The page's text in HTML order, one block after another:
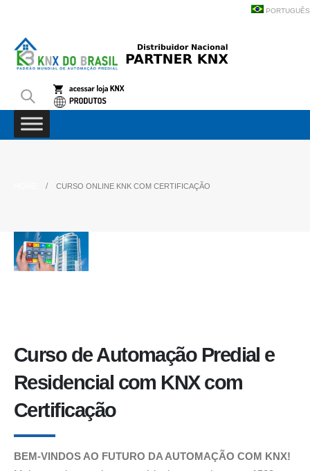
PORTUGUÊS
CURSO ONLINE KNK COM CERTIFICAÇÃO
Curso de Automação Predial e
Residencial com KNX com
Certificação
BEM-VINDOS AO FUTURO DA AUTOMAÇÃO COM KNX!